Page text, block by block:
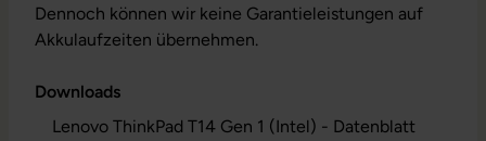
Dennoch können wir keine Garantieleistungen auf
Akkulaufzeiten übernehmen.
Downloads
Lenovo ThinkPad T14 Gen 1 (Intel) - Datenblatt